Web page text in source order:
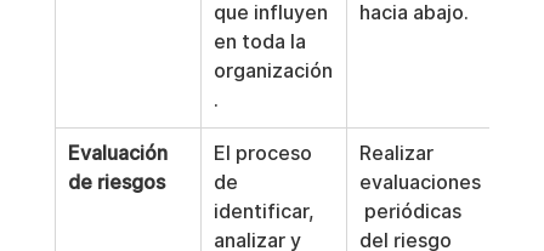
que influyen
en toda la
organización
.
hacia abajo.
Evaluación
de riesgos
El proceso
de
identificar,
analizar y
Realizar
evaluaciones
periódicas
del riesgo